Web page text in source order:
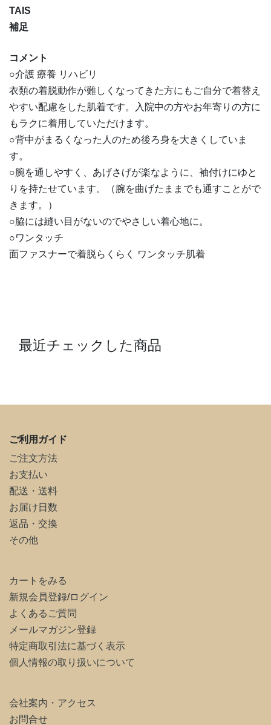
TAIS
補足
コメント
○介護 療養 リハビリ
衣類の着脱動作が難しくなってきた方にもご自分で着替え
やすい配慮をした肌着です。入院中の方やお年寄りの方に
もラクに着用していただけます。
○背中がまるくなった人のため後ろ身を大きくしていま
す。
○腕を通しやすく、あげさげが楽なように、袖付けにゆと
りを持たせています。（腕を曲げたままでも通すことがで
きます。）
○脇には縫い目がないのでやさしい着心地に。
○ワンタッチ
面ファスナーで着脱らくらく ワンタッチ肌着
最近チェックした商品
ご利用ガイド
ご注文方法
お支払い
配送・送料
お届け日数
返品・交換
その他
カートをみる
新規会員登録/ログイン
よくあるご質問
メールマガジン登録
特定商取引法に基づく表示
個人情報の取り扱いについて
会社案内・アクセス
お問合せ